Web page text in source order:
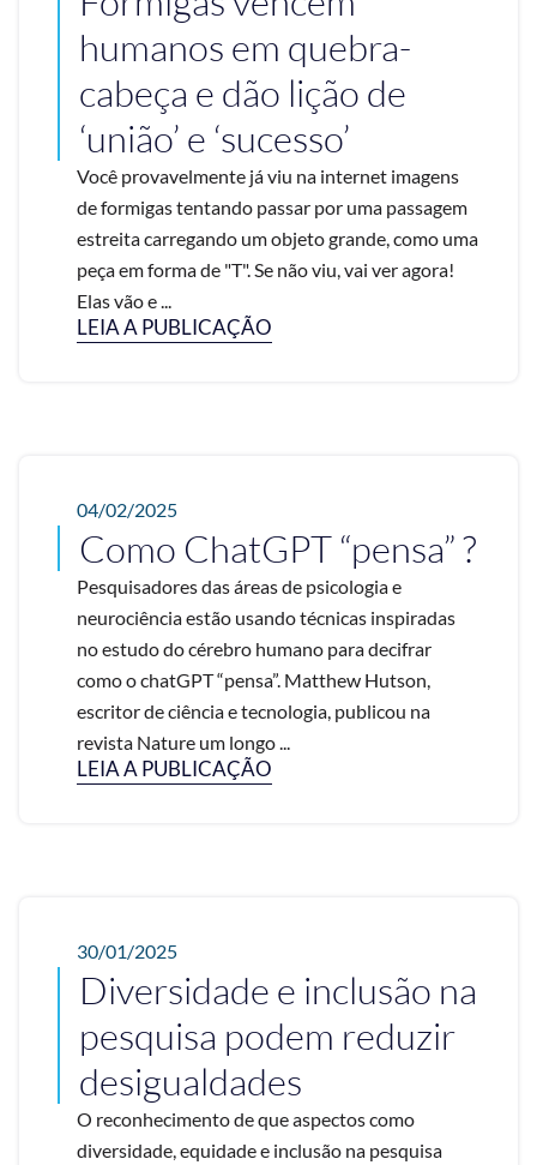
humanos em quebra-
cabeça e dão lição de
‘união’ e ‘sucesso’
Você provavelmente já viu na internet imagens
de formigas tentando passar por uma passagem
estreita carregando um objeto grande, como uma
peça em forma de "T". Se não viu, vai ver agora!
Elas vão e ...
LEIA A PUBLICAÇÃO
04/02/2025
Como ChatGPT “pensa” ?
Pesquisadores das áreas de psicologia e
neurociência estão usando técnicas inspiradas
no estudo do cérebro humano para decifrar
como o chatGPT “pensa”. Matthew Hutson,
escritor de ciência e tecnologia, publicou na
revista Nature um longo ...
LEIA A PUBLICAÇÃO
30/01/2025
Diversidade e inclusão na
pesquisa podem reduzir
desigualdades
O reconhecimento de que aspectos como
diversidade, equidade e inclusão na pesquisa